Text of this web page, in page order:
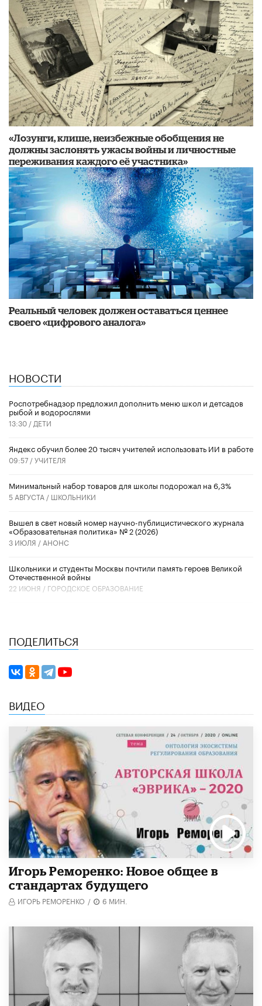
«Лозунги, клише, неизбежные обобщения не
должны заслонять ужасы войны и личностные
переживания каждого её участника»
Реальный человек должен оставаться ценнее
своего «цифрового аналога»
НОВОСТИ
Роспотребнадзор предложил дополнить меню школ и детсадов
рыбой и водорослями
13:30 / ДЕТИ
​Яндекс обучил более 20 тысяч учителей использовать ИИ в работе
09:57 /УЧИТЕЛЯ
Минимальный набор товаров для школы подорожал на 6,3%
5 АВГУСТА / ШКОЛЬНИКИ
Вышел в свет новый номер научно-публицистического журнала
«Образовательная политика» № 2 (2026)
3 ИЮЛЯ / АНОНС
Школьники и студенты Москвы почтили память героев Великой
Отечественной войны
22 ИЮНЯ / ГОРОДСКОЕ ОБРАЗОВАНИЕ
ПОДЕЛИТЬСЯ
ВИДЕО
Игорь Реморенко: Новое общее в
стандартах будущего
ИГОРЬ РЕМОРЕНКО / 6 МИН.